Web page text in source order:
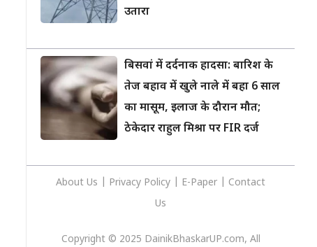
उतारा
बिसवां में दर्दनाक हादसा: बारिश के
तेज बहाव में खुले नाले में बहा 6 साल
का मासूम, इलाज के दौरान मौत;
ठेकेदार राहुल मिश्रा पर FIR दर्ज
About Us Privacy Policy E-Paper
Contact
Us
Copyright © 2025 DainikBhaskarUP.com, All